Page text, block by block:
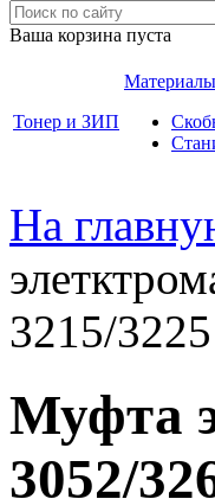
Ваша корзина пуста
Тонер и ЗИП
На
3215/3225
Муфта
3052/